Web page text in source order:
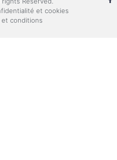
et cookies
et conditions